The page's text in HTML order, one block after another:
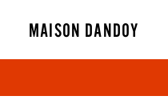
MAISON DANDOY